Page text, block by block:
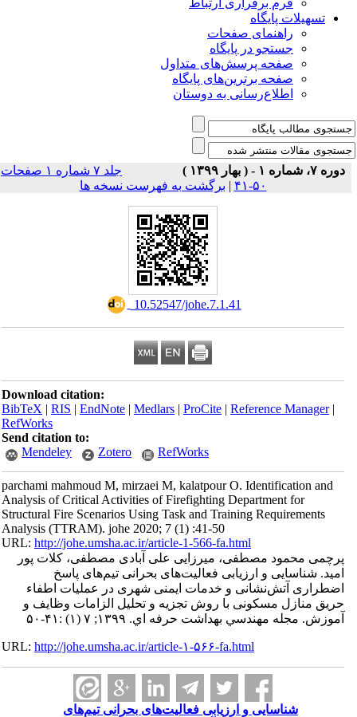
ارتباط
متداول
پایگاه
به دوستان
جلد ۷ شماره ۱ صفحات
برگشت به فهرست نسخه ها
‎ 10.52547/johe.7.1.41
BibTeX|RIS| EndNote |Medlars|ProCite|
Mendeley
Zotero
parchami mahmoud M, mirzaei M, kalatpour O.
Analysis of Critical Activities of Firefighting
Structural Fire Scenarios Using Task and
Analysis (TTRAM). johe 2020; 7 (1) :41-50
URL:http://johe.umsha.ac.ir/article-1-566-fa.html
میرزایی علی آبادی مصطفی، کلات پور
فعالیت‌های بحرانی تیم‌های پاسخ
و خدمات ایمنی شهری در عملیات اطفاء
با روش تجزیه و تحلیل الزامات وظایف و
حرفه اي. ۱۳۹۹; ۷ (۱) :۴۱-۵۰
URL:http://johe.umsha.ac.ir/article-۱-۵۶۶-fa.html
ارزیابی فعالیت‌های بحرانی تیم‌های